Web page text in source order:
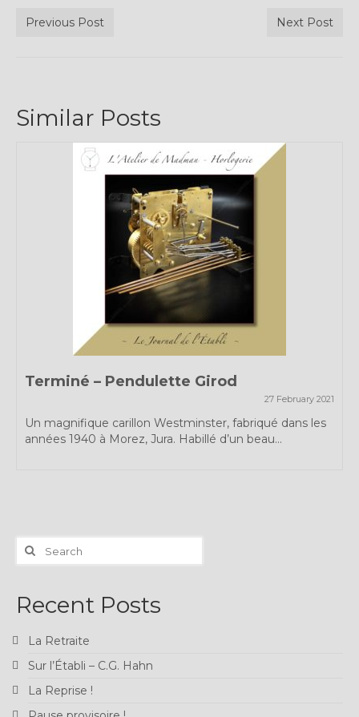
Previous Post Next Post
Similar Posts
Terminé – Pendulette Girod
27 February 2021
Un magnifique carillon Westminster, fabriqué dans les
années 1940 à Morez, Jura. Habillé d’un beau...
Search
for:
Recent Posts
La Retraite
Sur l’Établi – C.G. Hahn
La Reprise !